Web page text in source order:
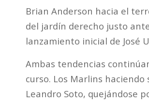
Brian Anderson hacia el
del jardín derecho justo
lanzamiento inicial de José
Ambas tendencias
curso. Los Marlins
Leandro Soto, quejándose